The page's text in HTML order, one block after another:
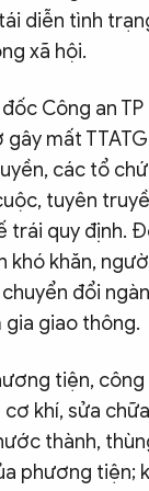
diễn tình
xã hội.
Công an TP
mất
các tổ
tuyên
trái quy định.
khó khăn,
đổi
giao thông.
tiện,
khí, sửa
thành,
phương tiện;